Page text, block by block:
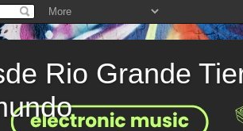
Rio Grande